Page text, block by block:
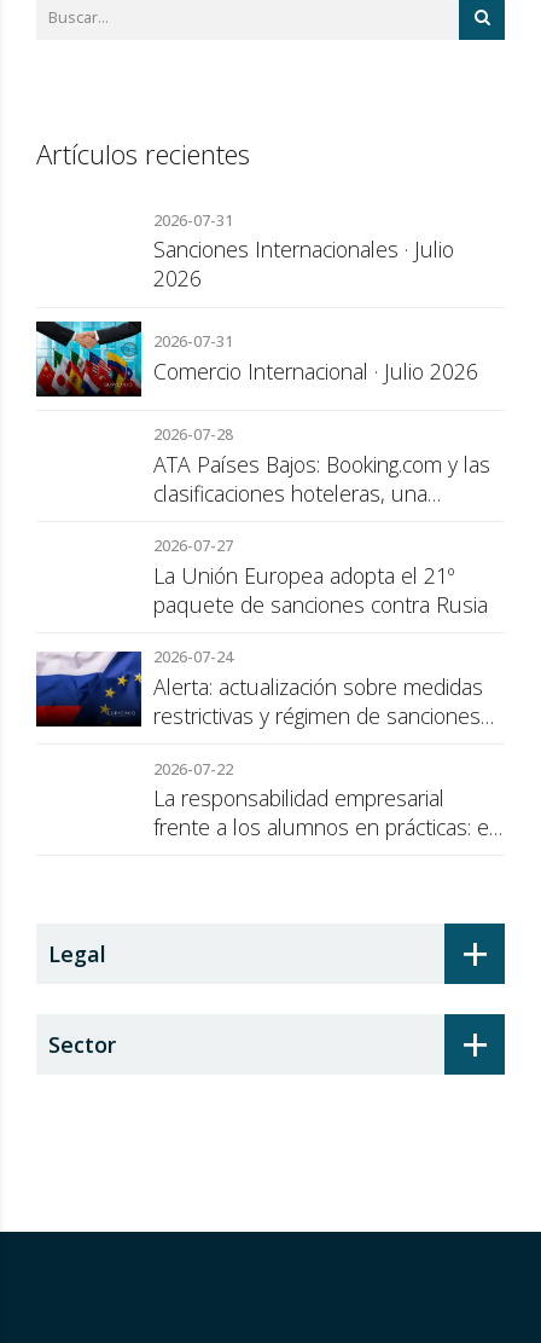
Artículos recientes
2026-07-31
Sanciones Internacionales · Julio
2026
2026-07-31
Comercio Internacional · Julio 2026
2026-07-28
ATA Países Bajos: Booking.com y las
clasificaciones hoteleras, una
consumidor
2026-07-27
La Unión Europea adopta el 21º
paquete de sanciones contra Rusia
2026-07-24
Alerta: actualización sobre medidas
restrictivas y régimen de sanciones
2026-07-22
La responsabilidad empresarial
frente a los alumnos en prácticas: el
+
Legal
+
Sector